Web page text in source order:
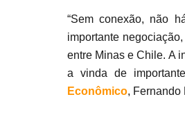
“Sem conexão, não
importante
entre Minas e Chile. A
a vinda de
Econômico, Fernando